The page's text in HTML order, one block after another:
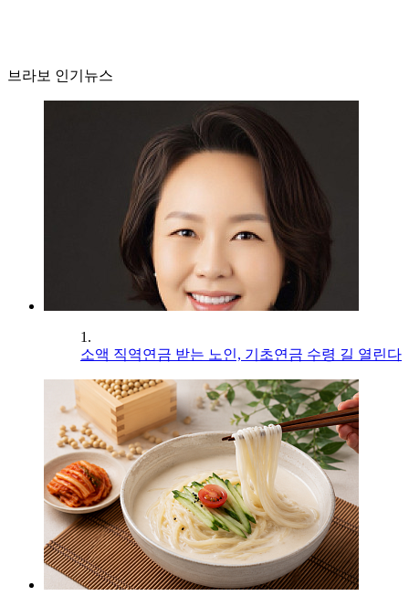
브라보 인기뉴스
1.
소액 직역연금 받는 노인, 기초연금 수령 길 열린다